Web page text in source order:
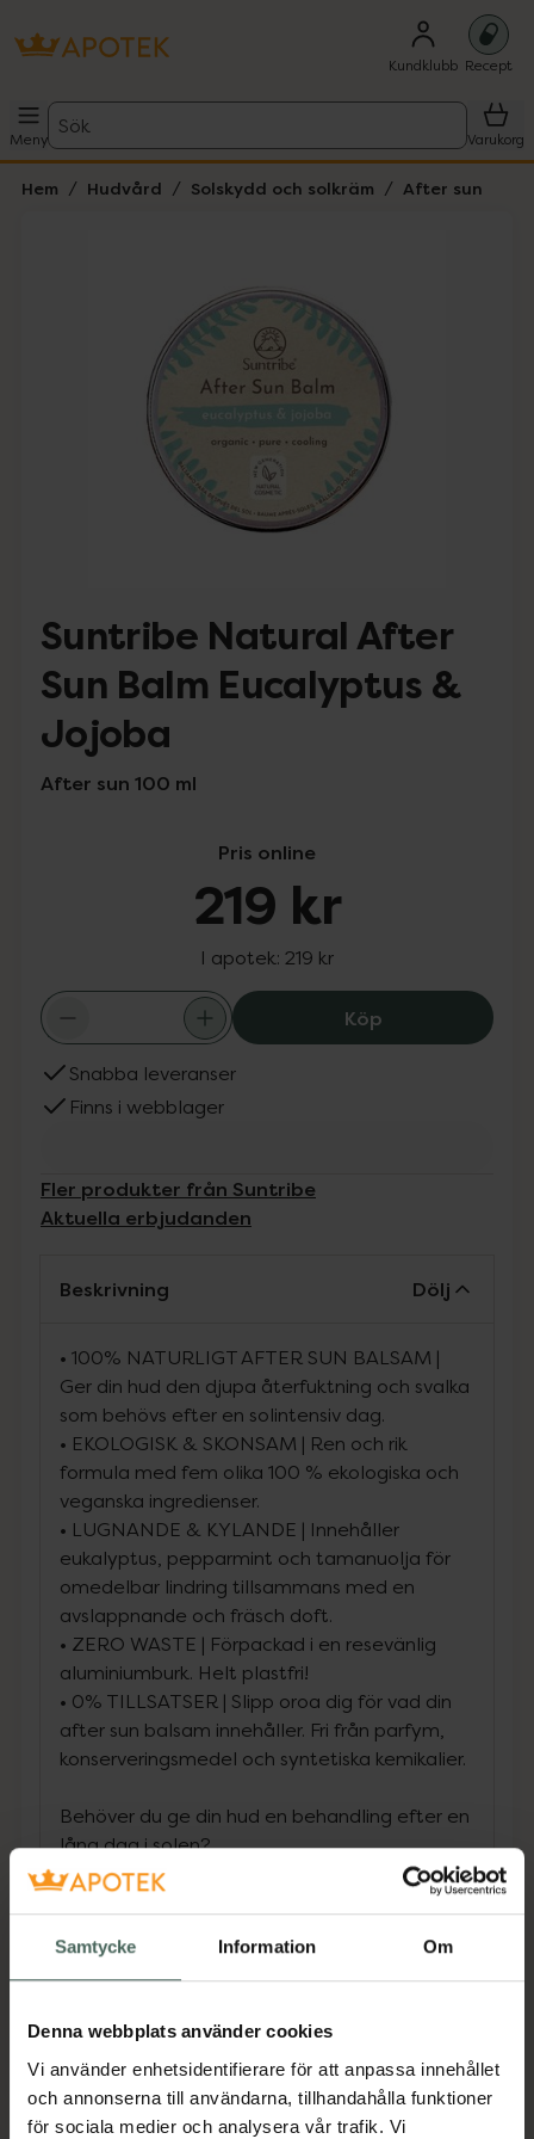
Samtycke Information Om
Denna webbplats använder cookies
Vi använder enhetsidentifierare för att anpassa innehållet
och annonserna till användarna, tillhandahålla funktioner
för sociala medier och analysera vår trafik. Vi
Kundklubb Recept
Meny
Sök
Varukorg
Hem Hudvård Solskydd och solkräm After sun
Suntribe Natural After
Sun Balm Eucalyptus &
Jojoba
After sun 100 ml
Pris online
219 kr
I apotek: 219 kr
KöpSuntribe
Snabba leveranser
Finns i webblager
Fler produkter från Suntribe
Aktuella erbjudanden
Beskrivning Dölj
• 100% NATURLIGT AFTER SUN BALSAM |
Ger din hud den djupa återfuktning och svalka
som behövs efter en solintensiv dag.
• EKOLOGISK & SKONSAM | Ren och rik
formula med fem olika 100 % ekologiska och
veganska ingredienser.
• LUGNANDE & KYLANDE | Innehåller
eukalyptus, pepparmint och tamanuolja för
omedelbar lindring tillsammans med en
avslappnande och fräsch doft.
• ZERO WASTE | Förpackad i en resevänlig
aluminiumburk. Helt plastfri!
• 0% TILLSATSER | Slipp oroa dig för vad din
after sun balsam innehåller. Fri från parfym,
konserveringsmedel och syntetiska kemikalier.
Behöver du ge din hud en behandling efter en
lång dag i solen?
Detta rika After Sun-balsam är det ultimata
ingredienser som alla är 100 % ekologiska och
veganska. Krämen ger din hud djupgående
smärtsamma känslor och rodnad. Exklusiv
tamanuolja ger smärtlindring medan
jojobaolja kickstartar hudens naturliga
reparationsprocess. Kommer med en naturlig